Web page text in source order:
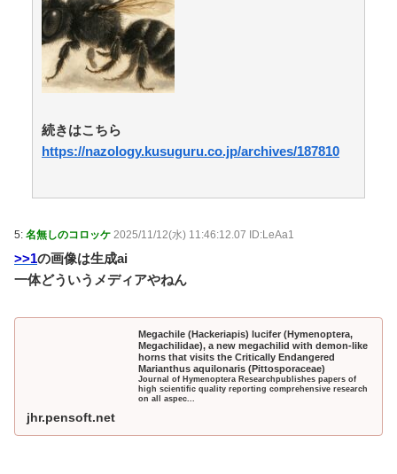
海外「世界で日本を死守するぞ！」 日本の消防署を訪
れたちびっ子集団が世界をメロメロに / anaguro - 総合
NEW! (8/8 01:20)
【画像】かつての天下人「マックスむらい」現在(イ
マ)wwwwwww / 5chまとめMAP(総合)
韓国人「日本の耐震設計技術が凄いと言うけど韓国の
圧勝だよね？」 / 5chまとめMAP(総合) NEW! (8/8 00:37)
ターーーーーー！ / おまとめアンテナ NEW!
【ﾒﾛﾒﾛ】杉山結菜ちゃんとスイカwww / おまとめアン
テナ NEW! (8/7 20:12)
ナ (8/7 19:00)
【朗報】今年の夏、ガチで涼しい / おまとめアンテナ
【強火ハロヲタ】佐藤佳奈（さかなちゃん）、レイン
ボー池田と電撃結婚！ / おまとめアンテナ (8/7 15:05)
Powered by livedoor 相互RSS
続きはこちら
https://nazology.kusuguru.co.jp/archives/187810
5: 名無しのコロッケ 2025/11/12(水) 11:46:12.07 ID:LeAa1
>>1の画像は生成ai
一体どういうメディアやねん
Megachile (Hackeriapis) lucifer (Hymenoptera,
Megachilidae), a new megachilid with demon-like
horns that visits the Critically Endangered
Marianthus aquilonaris (Pittosporaceae)
Journal of Hymenoptera Researchpublishes papers of
high scientific quality reporting comprehensive research
on all aspec...
jhr.pensoft.net